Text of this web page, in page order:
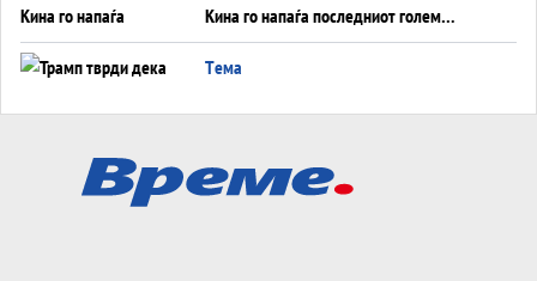
Кина го напаѓа последниот голем
монопол на Западот?
Tема
Tема
ДЛАБОКО УДОЛУ: Сметководствените